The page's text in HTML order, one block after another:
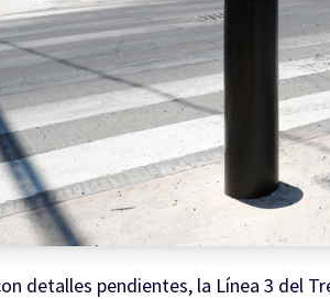
detalles pendientes, la Línea 3 del